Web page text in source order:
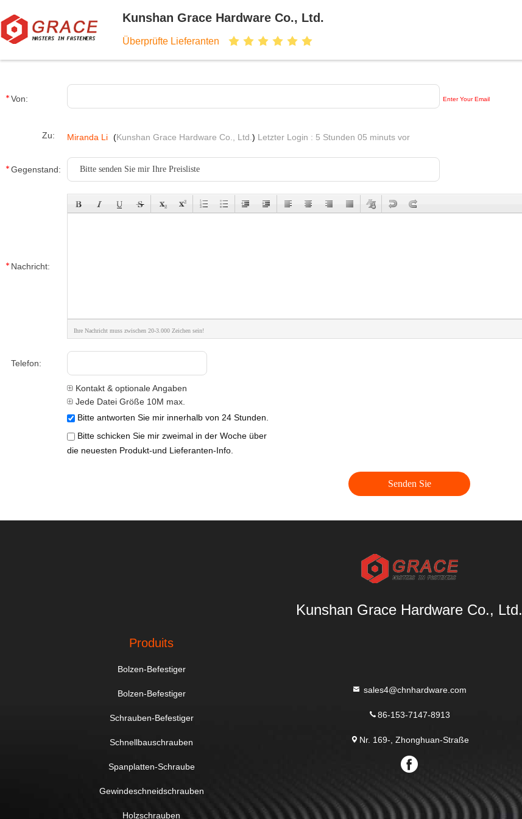
Kunshan Grace Hardware Co., Ltd.
Überprüfte Lieferanten
Von: Enter Your Email
Zu: Miranda Li (Kunshan Grace Hardware Co., Ltd. ) Letzter Login : 5 Stunden 05 minuts vor
Gegenstand:
Nachricht:
Ihre Nachricht muss zwischen 20-3.000 Zeichen sein!
Telefon:
Kontakt & optionale Angaben
Jede Datei Größe 10M max.
Bitte antworten Sie mir innerhalb von 24 Stunden.
Bitte schicken Sie mir zweimal in der Woche über
die neuesten Produkt-und Lieferanten-Info.
Kunshan Grace Hardware Co., Ltd.
Produits
Bolzen-Befestiger
Bolzen-Befestiger
Schrauben-Befestiger
Schnellbauschrauben
Spanplatten-Schraube
Gewindeschneidschrauben
Holzschrauben
sales4@chnhardware.com
86-153-7147-8913
Nr. 169-, Zhonghuan-Straße